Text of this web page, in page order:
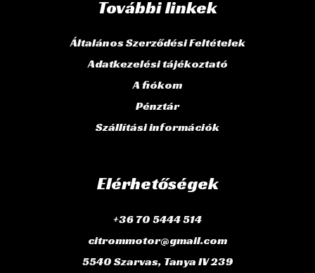
További linkek
Általános Szerződési Feltételek
Adatkezelési tájékoztató
A fiókom
Pénztár
Szállítási információk
Elérhetőségek
+36 70 5444 514
citrommotor@gmail.com
5540 Szarvas, Tanya IV 239